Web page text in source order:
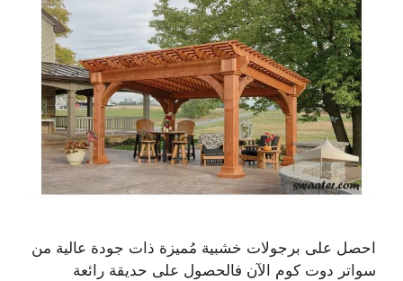
احصل على برجولات خشبية مُميزة ذات جودة عالية من
سواتر دوت كوم الآن فالحصول على حديقة رائعة